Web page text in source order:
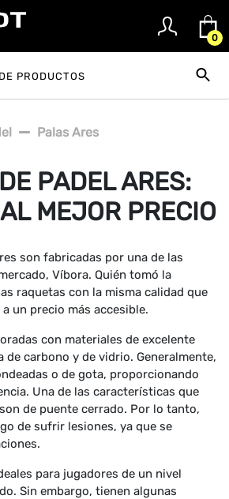
0
Palas Ares
PADEL ARES:
MEJOR PRECIO
son fabricadas por una de las
Víbora. Quién tomó la
raquetas con la misma calidad que
un precio más accesible.
con materiales de excelente
de carbono y de vidrio. Generalmente,
o de gota, proporcionando
Una de las características que
de puente cerrado. Por lo tanto,
de sufrir lesiones, ya que se
para jugadores de un nivel
Sin embargo, tienen algunas